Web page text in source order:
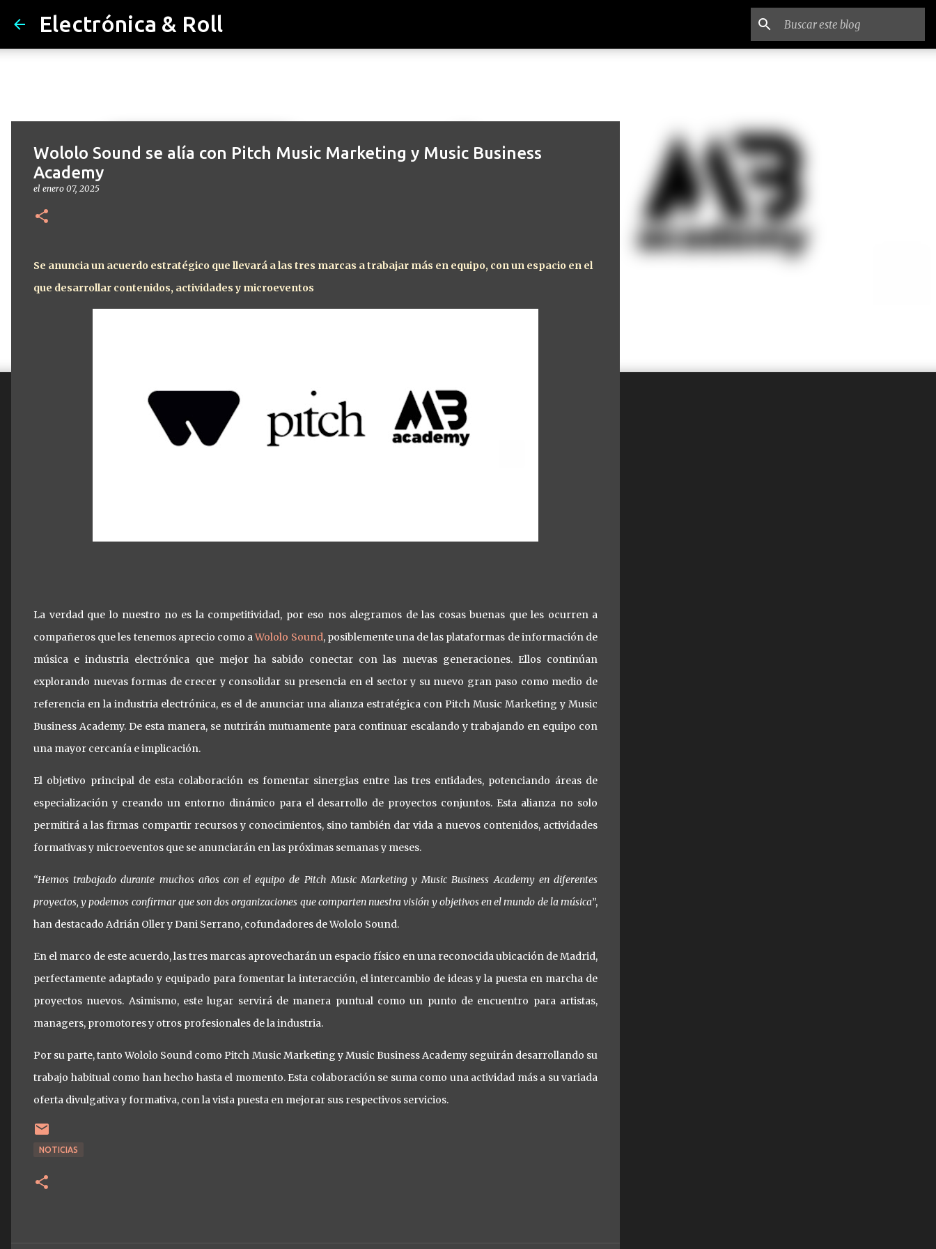
Electrónica & Roll
Wololo Sound se alía con Pitch Music Marketing y Music Business
Academy
el enero 07, 2025
Se anuncia un acuerdo estratégico que llevará a las tres marcas a trabajar más en equipo, con un espacio en el
que desarrollar contenidos, actividades y microeventos
La verdad que lo nuestro no es la competitividad, por eso nos alegramos de las cosas buenas que les ocurren a
compañeros que les tenemos aprecio como aWololo Sound, posiblemente una de las plataformas de información de
música e industria electrónica que mejor ha sabido conectar con las nuevas generaciones. Ellos continúan
explorando nuevas formas de crecer y consolidar su presencia en el sector y su nuevo gran paso como medio de
referencia en la industria electrónica, es el de anunciar una alianza estratégica con Pitch Music Marketing y Music
Business Academy. De esta manera, se nutrirán mutuamente para continuar escalando y trabajando en equipo con
una mayor cercanía e implicación.
El objetivo principal de esta colaboración es fomentar sinergias entre las tres entidades, potenciando áreas de
especialización y creando un entorno dinámico para el desarrollo de proyectos conjuntos. Esta alianza no solo
permitirá a las firmas compartir recursos y conocimientos, sino también dar vida a nuevos contenidos, actividades
formativas y microeventos que se anunciarán en las próximas semanas y meses.
“Hemos trabajado durante muchos años con el equipo de Pitch Music Marketing y Music Business Academy en diferentes
proyectos, y podemos confirmar que son dos organizaciones que comparten nuestra visión y objetivos en el mundo de la música”,
han destacado Adrián Oller y Dani Serrano, cofundadores de Wololo Sound.
En el marco de este acuerdo, las tres marcas aprovecharán un espacio físico en una reconocida ubicación de Madrid,
perfectamente adaptado y equipado para fomentar la interacción, el intercambio de ideas y la puesta en marcha de
proyectos nuevos. Asimismo, este lugar servirá de manera puntual como un punto de encuentro para artistas,
managers, promotores y otros profesionales de la industria.
Por su parte, tanto Wololo Sound como Pitch Music Marketing y Music Business Academy seguirán desarrollando su
trabajo habitual como han hecho hasta el momento. Esta colaboración se suma como una actividad más a su variada
oferta divulgativa y formativa, con la vista puesta en mejorar sus respectivos servicios.
NOTICIAS